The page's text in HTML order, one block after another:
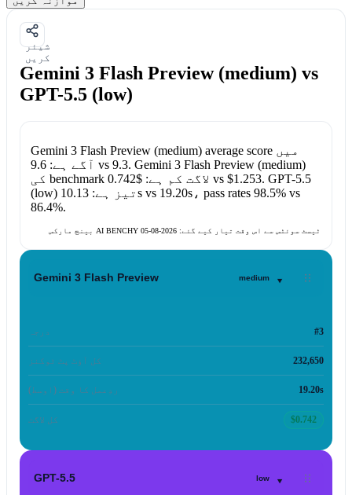
شیئر
کریں
Gemini 3 Flash Preview (medium) vs
GPT-5.5 (low)
Gemini 3 Flash Preview (medium)average score میں
آگے ہے:9.6 vs 9.3. Gemini 3 Flash Preview (medium)
کی benchmark لاگت کم ہے:$0.742 vs $1.253. GPT-5.5
(low)
تیز ہے:10.13svs 19.20s، pass rates 98.5%vs
86.4%.
بینچ مارکس AI BENCHY ٹیسٹ سوئٹس سے اس وقت تیار کیے گئے: 2026-08-05
Gemini 3 Flash Preview medium ▾
درجہ #3
کل آؤٹ پٹ ٹوکنز 232,650
ردِعمل کا وقت (اوسط) 19.20s
کل لاگت $0.742
GPT-5.5 low ▾